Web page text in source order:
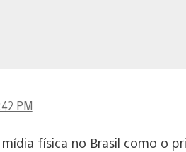
PM
física no Brasil como o